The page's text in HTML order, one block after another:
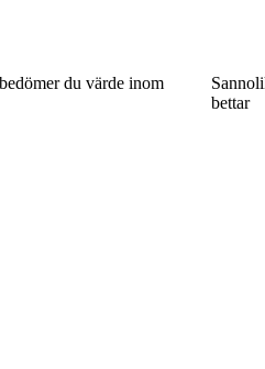
du värde inom
bettar